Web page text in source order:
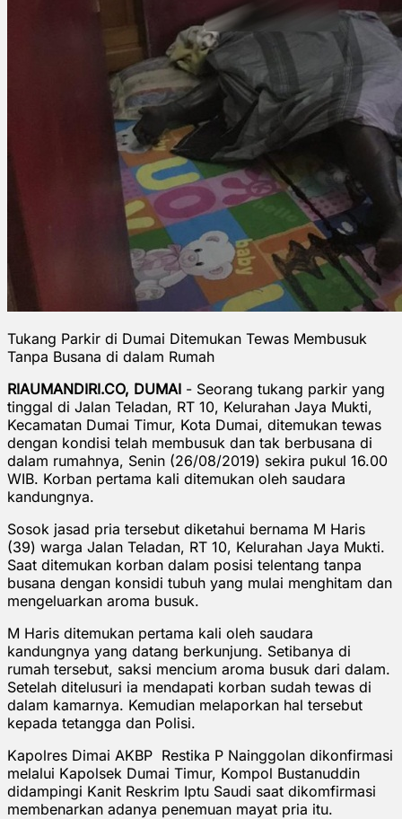
Tukang Parkir di Dumai Ditemukan Tewas Membusuk
Tanpa Busana di dalam Rumah
RIAUMANDIRI.CO, DUMAI - Seorang tukang parkir yang
tinggal di Jalan Teladan, RT 10, Kelurahan Jaya Mukti,
Kecamatan Dumai Timur, Kota Dumai, ditemukan tewas
dengan kondisi telah membusuk dan tak berbusana di
dalam rumahnya, Senin (26/08/2019) sekira pukul 16.00
WIB. Korban pertama kali ditemukan oleh saudara
kandungnya.
Sosok jasad pria tersebut diketahui bernama M Haris
(39) warga Jalan Teladan, RT 10, Kelurahan Jaya Mukti.
Saat ditemukan korban dalam posisi telentang tanpa
busana dengan konsidi tubuh yang mulai menghitam dan
mengeluarkan aroma busuk.
M Haris ditemukan pertama kali oleh saudara
kandungnya yang datang berkunjung. Setibanya di
rumah tersebut, saksi mencium aroma busuk dari dalam.
Setelah ditelusuri ia mendapati korban sudah tewas di
dalam kamarnya. Kemudian melaporkan hal tersebut
kepada tetangga dan Polisi.
Kapolres Dimai AKBP Restika P Nainggolan dikonfirmasi
melalui Kapolsek Dumai Timur, Kompol Bustanuddin
didampingi Kanit Reskrim Iptu Saudi saat dikomfirmasi
membenarkan adanya penemuan mayat pria itu.